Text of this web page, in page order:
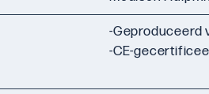
-Geproduceerd
-CE-